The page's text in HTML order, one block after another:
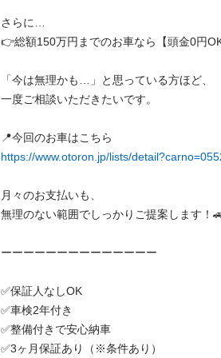
さらに…
👉総額150万円までのお車なら【頭金0円
「今は無理かも…」と思っている方ほど、
一度ご相談いただきたいです。
https://www.otoron.jp/lists/
月々のお支払いも、
無理のない範囲でしっかりご提案します！
ーーーーーーーーーーーーーー
✅️保証人なしOK
✅️車検2年付き
✅️整備付きで安心納車
✅️3ヶ月保証あり（※条件あり）